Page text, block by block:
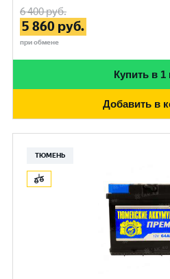
6 400руб.
5 860 руб.
при обмене
Купить в 1
Добавить в
ТЮМЕНЬ